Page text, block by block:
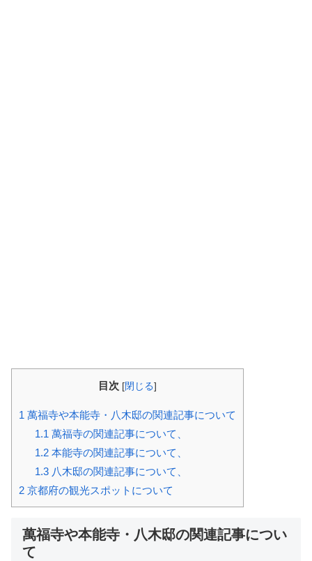
目次 [閉じる]
1 萬福寺や本能寺・八木邸の関連記事について
1.1 萬福寺の関連記事について、
1.2本能寺の関連記事について、
1.3八木邸の関連記事について、
2 京都府の観光スポットについて
萬福寺や本能寺・八木邸の関連記事につい
て